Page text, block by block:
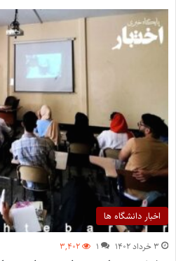
اخبار دانشگاه ها
۳ خرداد ۱۴۰۲ ۱ ۳,۴۰۲